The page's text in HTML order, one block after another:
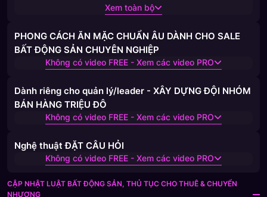
Xem toàn bộ
PHONG CÁCH ĂN MẶC CHUẨN ÂU DÀNH CHO SALE
BẤT ĐỘNG SẢN CHUYÊN NGHIỆP
Không có video FREE - Xem các video PRO
Dành riêng cho quản lý/leader - XÂY DỰNG ĐỘI NHÓM
BÁN HÀNG TRIỆU ĐÔ
Không có video FREE - Xem các video PRO
Nghệ thuật ĐẶT CÂU HỎI
Không có video FREE - Xem các video PRO
CẬP NHẬT LUẬT BẤT ĐỘNG SẢN, THỦ TỤC CHO THUÊ & CHUYỂN
NHƯỢNG